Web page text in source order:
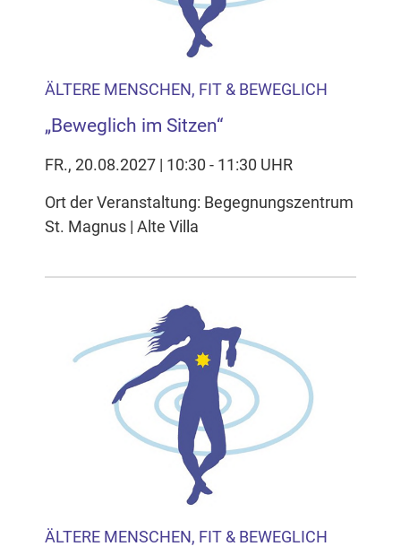
ÄLTERE MENSCHEN, FIT & BEWEGLICH
„Beweglich im Sitzen“
FR., 20.08.2027 | 10:30 - 11:30 UHR
Ort der Veranstaltung: Begegnungszentrum
St. Magnus | Alte Villa
ÄLTERE MENSCHEN, FIT & BEWEGLICH